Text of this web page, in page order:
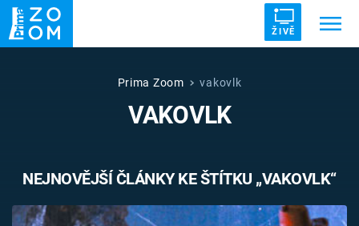
ŽIVĚ
UFO DRUHÁ SVĚTOVÁ VÁLKA
VETŘELCI DÁVNOVĚKU
Témata
Prima Zoom vakovlk
VAKOVLK
NEJNOVĚJŠÍ ČLÁNKY KE ŠTÍTKU „VAKOVLK“